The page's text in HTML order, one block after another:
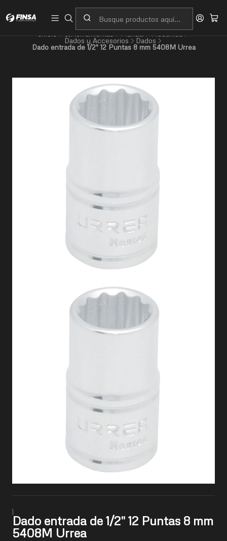
Dados y Accesorios Dados
Dado entrada de 1/2" 12 Puntas 8 mm 5408M Urrea
|
Dado entrada de 1/2" 12 Puntas 8 mm
5408M Urrea